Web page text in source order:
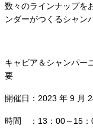
数々のラインナップを
ンダーがつくるシャン
キャビア＆シャンパー
要
開催日：2023 年 9 月
時間 ：13：00～15：